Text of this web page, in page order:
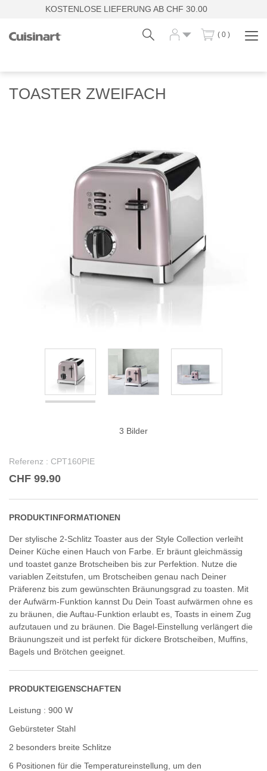
KOSTENLOSE LIEFERUNG AB CHF 30.00
( 0 )
TOASTER ZWEIFACH
3 Bilder
Referenz : CPT160PIE
CHF 99.90
PRODUKTINFORMATIONEN
Der stylische 2-Schlitz Toaster aus der Style Collection verleiht
Deiner Küche einen Hauch von Farbe. Er bräunt gleichmässig
und toastet ganze Brotscheiben bis zur Perfektion. Nutze die
variablen Zeitstufen, um Brotscheiben genau nach Deiner
Präferenz bis zum gewünschten Bräunungsgrad zu toasten. Mit
der Aufwärm-Funktion kannst Du Dein Toast aufwärmen ohne es
zu bräunen, die Auftau-Funktion erlaubt es, Toasts in einem Zug
aufzutauen und zu bräunen. Die Bagel-Einstellung verlängert die
Bräunungszeit und ist perfekt für dickere Brotscheiben, Muffins,
Bagels und Brötchen geeignet.
PRODUKTEIGENSCHAFTEN
Leistung : 900 W
Gebürsteter Stahl
2 besonders breite Schlitze
6 Positionen für die Temperatureinstellung, um den